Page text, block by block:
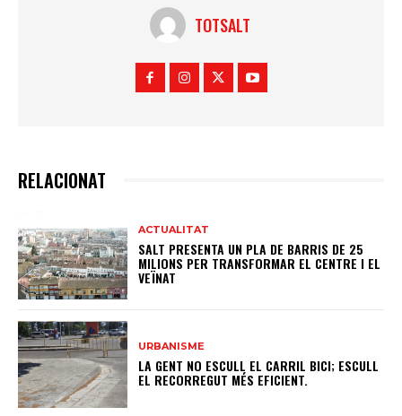
TOTSALT
RELACIONAT
ACTUALITAT
SALT PRESENTA UN PLA DE BARRIS DE 25
MILIONS PER TRANSFORMAR EL CENTRE I EL
VEÏNAT
URBANISME
LA GENT NO ESCULL EL CARRIL BICI; ESCULL
EL RECORREGUT MÉS EFICIENT.